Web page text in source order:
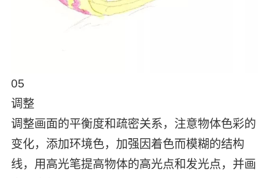
05
调整
调整画面的平衡度和疏密关系，注意物体色彩的
变化，添加环境色，加强因着色而模糊的结构
线，用高光笔提高物体的高光点和发光点，并画